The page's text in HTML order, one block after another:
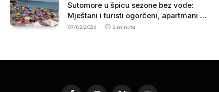
Sutomore u špicu sezone bez vode:
Mještani i turisti ogorčeni, apartmani se
prazne zbog višesatnih restrikcija
07/08/2026 2 minuta